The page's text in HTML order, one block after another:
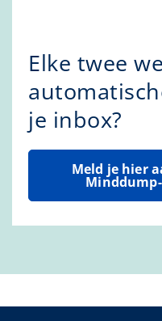
Elke twee
je inbox?
Meld je hier